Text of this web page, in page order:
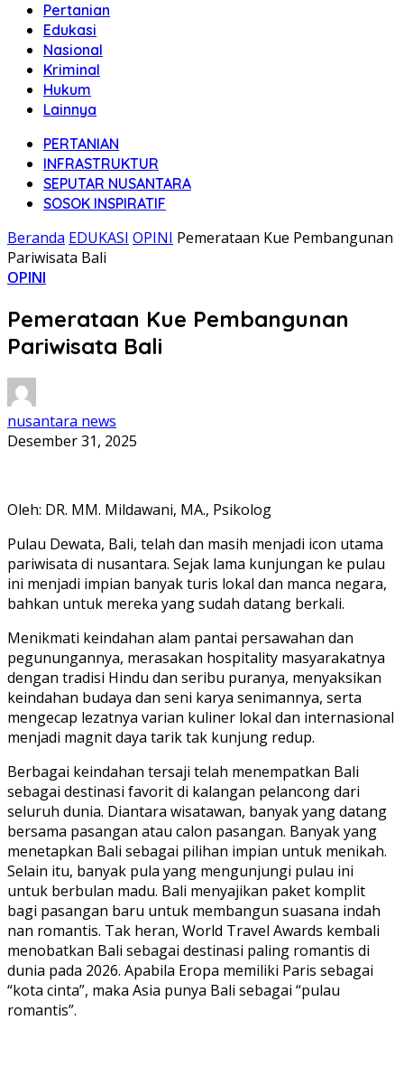
Pertanian
Edukasi
Nasional
Kriminal
Hukum
Lainnya
PERTANIAN
INFRASTRUKTUR
SEPUTAR NUSANTARA
SOSOK INSPIRATIF
Beranda EDUKASI OPINI Pemerataan Kue Pembangunan
Pariwisata Bali
OPINI
Pemerataan Kue Pembangunan
Pariwisata Bali
nusantara news
Desember 31, 2025
Oleh: DR. MM. Mildawani, MA., Psikolog
Pulau Dewata, Bali, telah dan masih menjadi icon utama
pariwisata di nusantara. Sejak lama kunjungan ke pulau
ini menjadi impian banyak turis lokal dan manca negara,
bahkan untuk mereka yang sudah datang berkali.
Menikmati keindahan alam pantai persawahan dan
pegunungannya, merasakan hospitality masyarakatnya
dengan tradisi Hindu dan seribu puranya, menyaksikan
keindahan budaya dan seni karya senimannya, serta
mengecap lezatnya varian kuliner lokal dan internasional
menjadi magnit daya tarik tak kunjung redup.
Berbagai keindahan tersaji telah menempatkan Bali
sebagai destinasi favorit di kalangan pelancong dari
seluruh dunia. Diantara wisatawan, banyak yang datang
bersama pasangan atau calon pasangan. Banyak yang
menetapkan Bali sebagai pilihan impian untuk menikah.
Selain itu, banyak pula yang mengunjungi pulau ini
untuk berbulan madu. Bali menyajikan paket komplit
bagi pasangan baru untuk membangun suasana indah
nan romantis. Tak heran, World Travel Awards kembali
menobatkan Bali sebagai destinasi paling romantis di
dunia pada 2026. Apabila Eropa memiliki Paris sebagai
“kota cinta”, maka Asia punya Bali sebagai “pulau
romantis”.